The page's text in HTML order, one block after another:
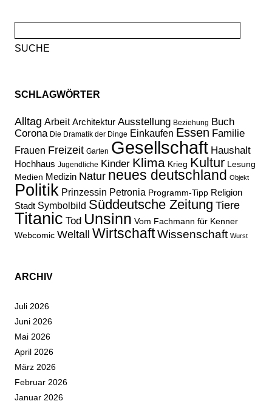
nach:
SCHLAGWÖRTER
Alltag Arbeit Architektur Ausstellung Beziehung Buch
Corona Die Dramatik der Dinge Einkaufen Essen Familie
Frauen Freizeit Garten Gesellschaft Haushalt
Hochhaus Jugendliche Kinder Klima Krieg Kultur Lesung
Medien Medizin Natur neues deutschland Objekt
Politik Prinzessin Petronia Programm-Tipp Religion
Stadt Symbolbild Süddeutsche Zeitung Tiere
Titanic Tod Unsinn Vom Fachmann für Kenner
Webcomic Weltall WirtschaftWissenschaft Wurst
ARCHIV
Juli 2026
Juni 2026
Mai 2026
April 2026
März 2026
Februar 2026
Januar 2026